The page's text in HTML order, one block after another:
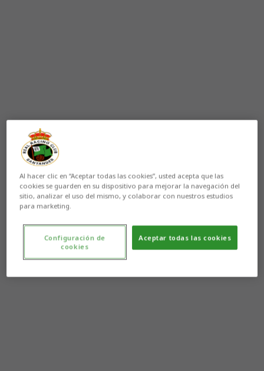
Al hacer clic en “Aceptar todas las cookies”, usted acepta que las
cookies se guarden en su dispositivo para mejorar la navegación del
sitio, analizar el uso del mismo, y colaborar con nuestros estudios
para marketing.
Aceptar todas las cookies
Configuración de
cookies